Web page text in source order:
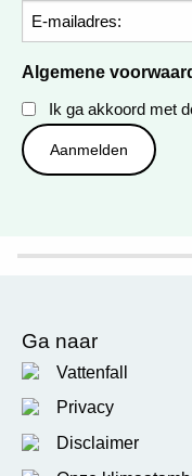
Algemene
Ik ga akkoord met
Ga naar
Vattenfall
Privacy
Disclaimer